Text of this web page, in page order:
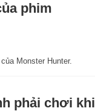
phim
Monster Hunter.
phải chơi khi